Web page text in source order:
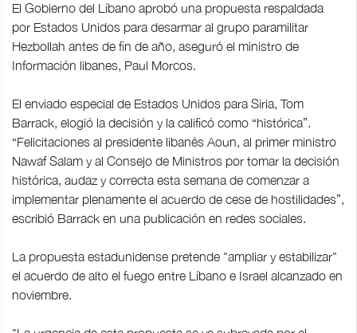
El Gobierno del Líbano aprobó una propuesta respaldada
por Estados Unidos para desarmar al grupo paramilitar
Hezbollah antes de fin de año, aseguró el ministro de
Información libanes, Paul Morcos.
El enviado especial de Estados Unidos para Siria, Tom
Barrack, elogió la decisión y la calificó como “histórica”.
“Felicitaciones al presidente libanés Aoun, al primer ministro
Nawaf Salam y al Consejo de Ministros por tomar la decisión
histórica, audaz y correcta esta semana de comenzar a
implementar plenamente el acuerdo de cese de hostilidades”,
escribió Barrack en una publicación en redes sociales.
La propuesta estadunidense pretende "ampliar y estabilizar"
el acuerdo de alto el fuego entre Líbano e Israel alcanzado en
noviembre.